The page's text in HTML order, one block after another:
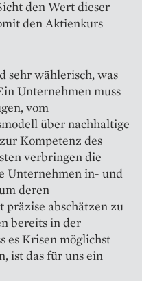
den Wert dieser
den Aktienkurs
sehr wählerisch, was
Unternehmen muss
vom
über nachhaltige
Kompetenz des
verbringen die
Unternehmen in- und
deren
präzise abschätzen zu
bereits in der
es Krisen möglichst
ist das für uns ein